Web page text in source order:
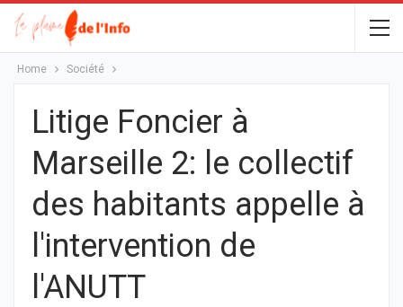
Home Société
Litige Foncier à
Marseille 2: le collectif
des habitants appelle à
l'intervention de
l'ANUTT